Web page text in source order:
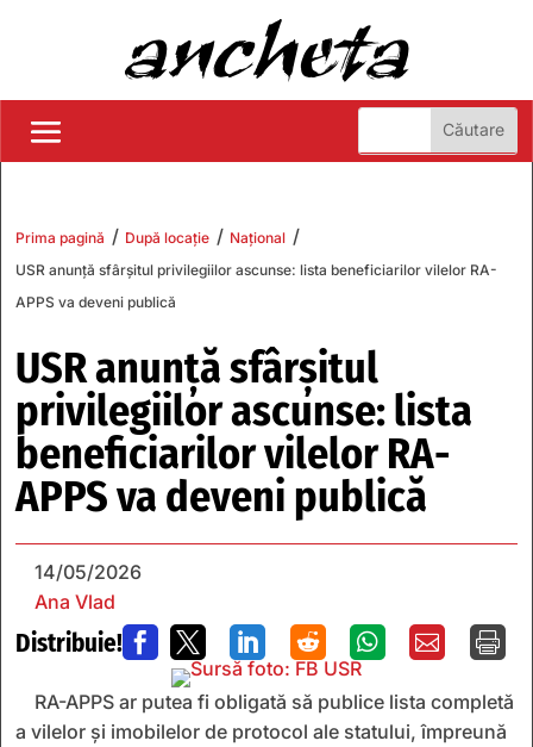
Prima pagină / După locație / Național /
USR anunță sfârșitul privilegiilor ascunse: lista beneficiarilor vilelor RA-
APPS va deveni publică
USR anunță sfârșitul
privilegiilor ascunse: lista
beneficiarilor vilelor RA-
APPS va deveni publică
14/05/2026
Ana Vlad
Distribuie!       
RA-APPS ar putea fi obligată să publice lista completă
a vilelor și imobilelor de protocol ale statului, împreună